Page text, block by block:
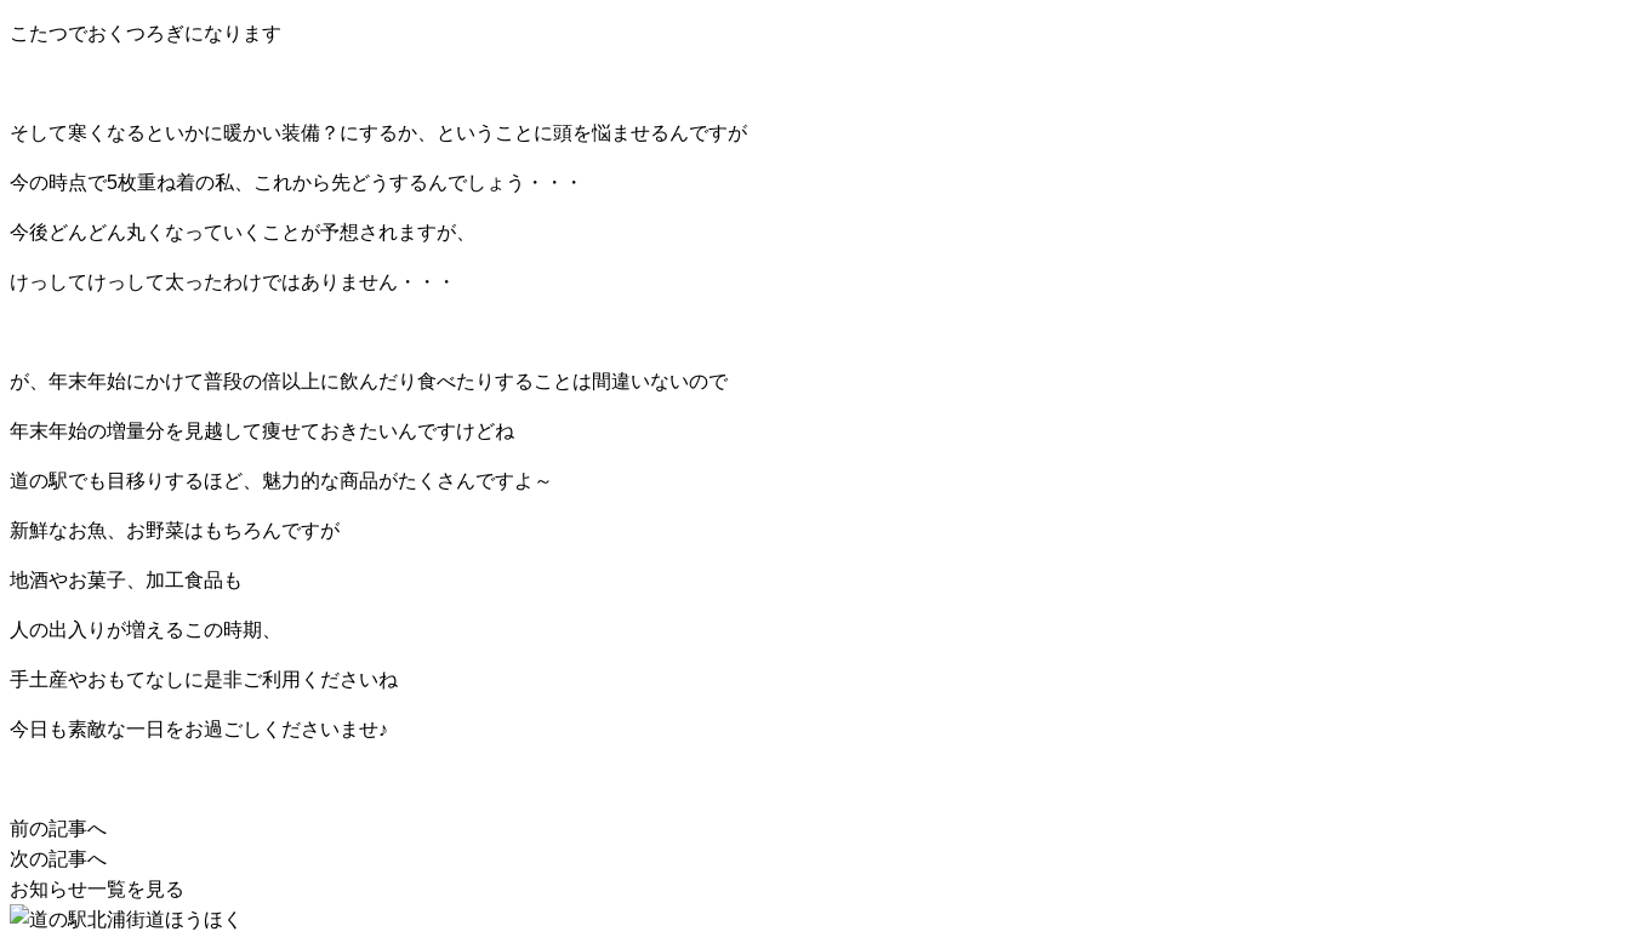
こたつでおくつろぎになります
そして寒くなるといかに暖かい装備？にするか、ということに頭を悩ませるんですが
今の時点で5枚重ね着の私、これから先どうするんでしょう・・・
今後どんどん丸くなっていくことが予想されますが、
けっしてけっして太ったわけではありません・・・
が、年末年始にかけて普段の倍以上に飲んだり食べたりすることは間違いないので
年末年始の増量分を見越して痩せておきたいんですけどね
道の駅でも目移りするほど、魅力的な商品がたくさんですよ～
新鮮なお魚、お野菜はもちろんですが
地酒やお菓子、加工食品も
人の出入りが増えるこの時期、
手土産やおもてなしに是非ご利用くださいね
今日も素敵な一日をお過ごしくださいませ♪
前の記事へ
次の記事へ
お知らせ一覧を見る